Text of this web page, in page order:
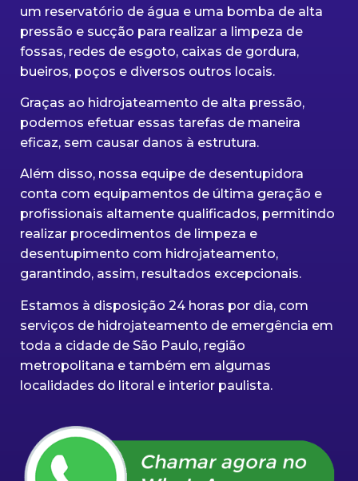
um reservatório de água e uma bomba de alta
pressão e sucção para realizar a limpeza de
fossas, redes de esgoto, caixas de gordura,
bueiros, poços e diversos outros locais.
Graças ao hidrojateamento de alta pressão,
podemos efetuar essas tarefas de maneira
eficaz, sem causar danos à estrutura.
Além disso, nossa equipe de desentupidora
conta com equipamentos de última geração e
profissionais altamente qualificados, permitindo
realizar procedimentos de limpeza e
desentupimento com hidrojateamento,
garantindo, assim, resultados excepcionais.
Estamos à disposição 24 horas por dia, com
serviços de hidrojateamento de emergência em
toda a cidade de São Paulo, região
metropolitana e também em algumas
localidades do litoral e interior paulista.